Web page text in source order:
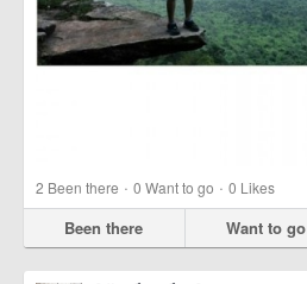
2 Been there · 0 Want to go · 0 Likes
Been there Want to go